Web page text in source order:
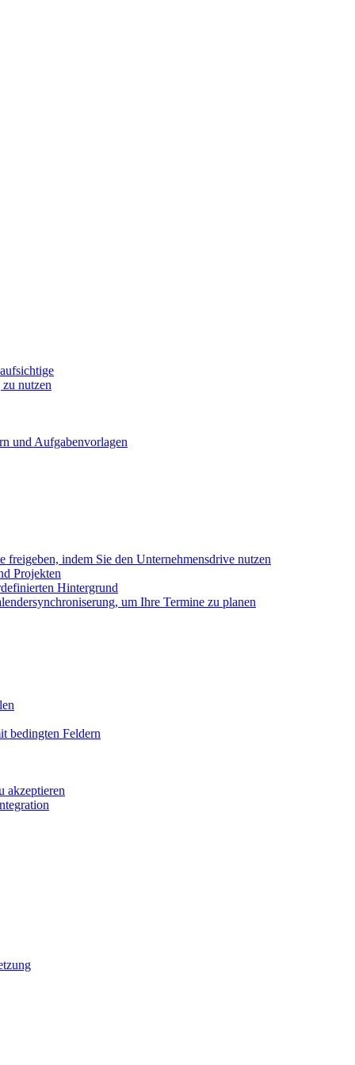
nutzen
und Aufgabenvorlagen
indem Sie den Unternehmensdrive nutzen
Projekten
Hintergrund
um Ihre Termine zu planen
bedingten Feldern
akzeptieren